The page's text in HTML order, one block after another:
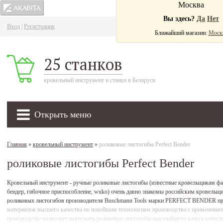
Вход Регистрация
25 станков
кровельный инструмент и станки в Беларуси
Открыть меню
Москва
Вы здесь? Да Нет
Ближайший магазин:
Главная » кровельный инструмент » роликовые листогибы Perfect Bender
роликовые листогибы Perfect Bender
Кровельный инструмент - ручные роликовые листогибы (известные кровельщикам
бендер, гибочное приспособление, wuko) очень давно знакомы российским
роликовых листогибов производителя Buschmann Tools марки PERFECT BENDER
материалов высшего качества по новейшим технологиям производства с
производстве позволяет выпускать роликовые листогибы высочайшего класса